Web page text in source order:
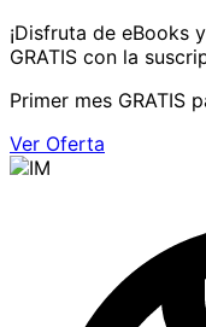
¡Disfruta de eBooks
GRATIS con la
Primer mes GRATIS
Ver Oferta